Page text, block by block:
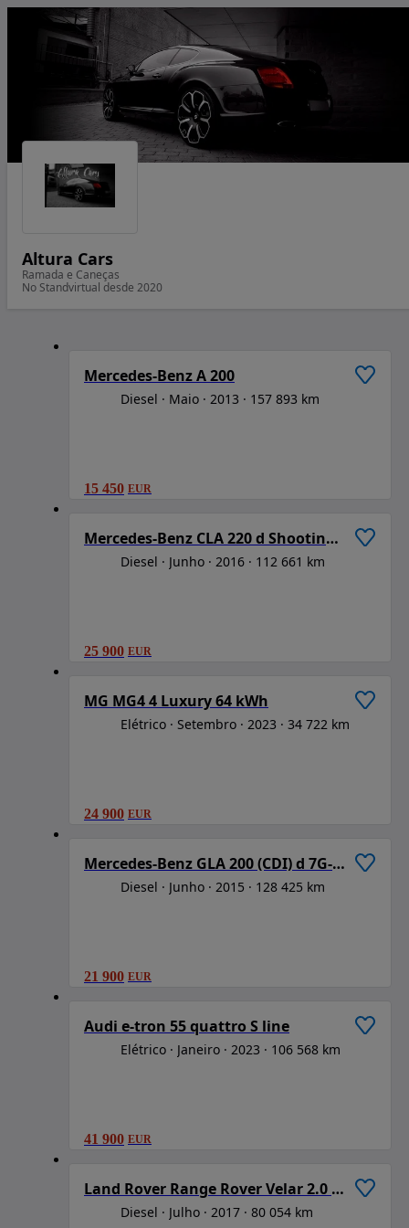
Altura Cars
Ramada e Caneças
No Standvirtual desde 2020
Mercedes-Benz A 200
Diesel Maio 2013 157 893 km
15 450 EUR
Mercedes-Benz CLA 220 d Shooting Brake AMG Line Aut.
Diesel Junho 2016 112 661 km
25 900 EUR
MG MG4 4 Luxury 64 kWh
Elétrico Setembro 2023 34 722 km
24 900 EUR
Mercedes-Benz GLA 200 (CDI) d 7G-DCT AMG Line
Diesel Junho 2015 128 425 km
21 900 EUR
Audi e-tron 55 quattro S line
Elétrico Janeiro 2023 106 568 km
41 900 EUR
Land Rover Range Rover Velar 2.0 D R-Dynamic HSE
Diesel Julho 2017 80 054 km